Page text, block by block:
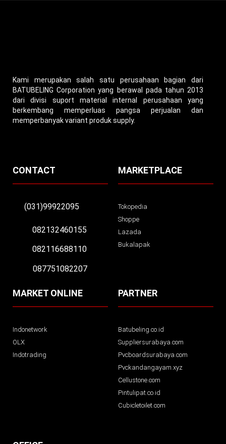
Kami merupakan salah satu perusahaan bagian dari
BATUBELING Corporation yang berawal pada tahun 2013
dari divisi suport material internal perusahaan yang
berkembang memperluas pangsa perjualan dan
memperbanyak variant produk supply.
CONTACT
(031)99922095
082132460155
082116688110
087751082207
MARKETPLACE
Tokopedia
Shoppe
Lazada
Bukalapak
MARKET ONLINE
Indonetwork
OLX
Indotrading
PARTNER
Batubeling.co.id
Suppliersurabaya.com
Pvcboardsurabaya.com
Pvckandangayam.xyz
Cellustone.com
Pintulipat.co.id
Cubicletoilet.com